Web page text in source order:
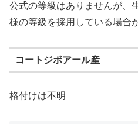
公式の等級はありませんが、
様の等級を採用している場合
コートジボアール産
格付けは不明